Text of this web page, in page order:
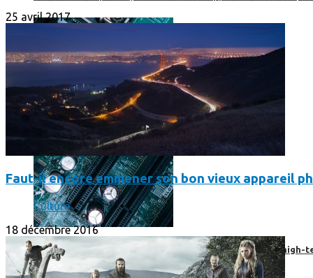
Prendre une extension de garantie pour vos appareils high-
25 avril 2017
Faut-il encore emmener son bon vieux appareil
Culture
18 décembre 2016